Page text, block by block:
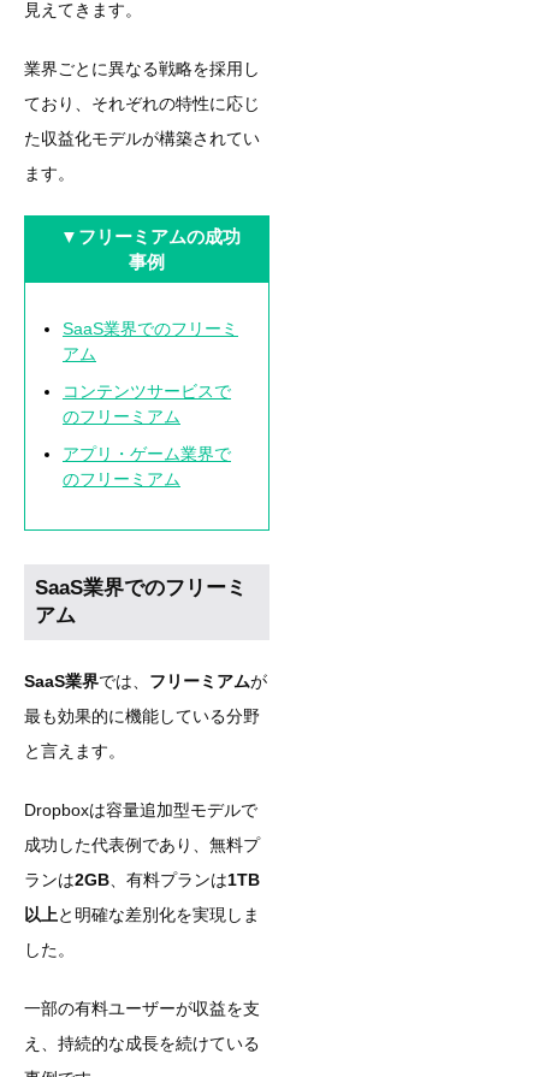
見えてきます。
業界ごとに異なる戦略を採用し
ており、それぞれの特性に応じ
た収益化モデルが構築されてい
ます。
▼フリーミアムの成功
事例
SaaS業界でのフリーミ
アム
コンテンツサービスで
のフリーミアム
アプリ・ゲーム業界で
のフリーミアム
SaaS業界でのフリーミ
アム
SaaS業界では、 フリーミアムが
最も効果的に機能している分野
と言えます。
Dropboxは容量追加型モデルで
成功した代表例であり、無料プ
ランは2GB 、有料プランは1TB
以上と明確な差別化を実現しま
した。
一部の有料ユーザーが収益を支
え、持続的な成長を続けている